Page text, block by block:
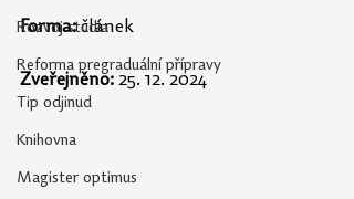
Rozvoj studia
Reforma pregraduální přípravy
Tip odjinud
Knihovna
Magister optimus
Forma: článek
Zveřejněno: 25. 12. 2024